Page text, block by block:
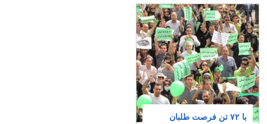
با ۷۲ تن فرصت طلبان